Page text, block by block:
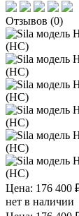
Отзывов (0)
Цена: 176 400
нет в наличии